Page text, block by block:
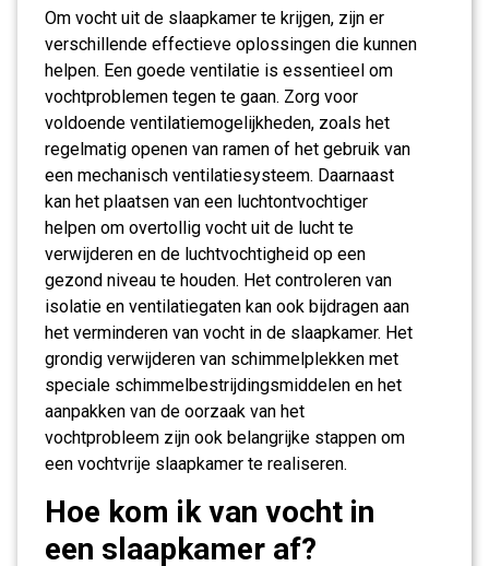
Om vocht uit de slaapkamer te krijgen, zijn er
verschillende effectieve oplossingen die kunnen
helpen. Een goede ventilatie is essentieel om
vochtproblemen tegen te gaan. Zorg voor
voldoende ventilatiemogelijkheden, zoals het
regelmatig openen van ramen of het gebruik van
een mechanisch ventilatiesysteem. Daarnaast
kan het plaatsen van een luchtontvochtiger
helpen om overtollig vocht uit de lucht te
verwijderen en de luchtvochtigheid op een
gezond niveau te houden. Het controleren van
isolatie en ventilatiegaten kan ook bijdragen aan
het verminderen van vocht in de slaapkamer. Het
grondig verwijderen van schimmelplekken met
speciale schimmelbestrijdingsmiddelen en het
aanpakken van de oorzaak van het
vochtprobleem zijn ook belangrijke stappen om
een vochtvrije slaapkamer te realiseren.
Hoe kom ik van vocht in
een slaapkamer af?